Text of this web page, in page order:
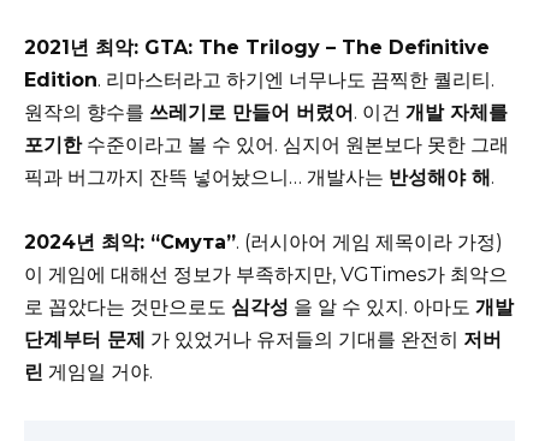
2021년 최악: GTA: The Trilogy – The Definitive
Edition. 리마스터라고 하기엔 너무나도 끔찍한 퀄리티.
원작의 향수를 쓰레기로 만들어 버렸어. 이건 개발 자체를
포기한수준이라고 볼 수 있어. 심지어 원본보다 못한 그래
픽과 버그까지 잔뜩 넣어놨으니… 개발사는 반성해야 해.
2024년 최악: “Смута”. (러시아어 게임 제목이라 가정)
이 게임에 대해선 정보가 부족하지만, VGTimes가 최악으
로 꼽았다는 것만으로도 심각성 을 알 수 있지. 아마도 개발
단계부터 문제 가 있었거나 유저들의 기대를 완전히 저버
린 게임일 거야.